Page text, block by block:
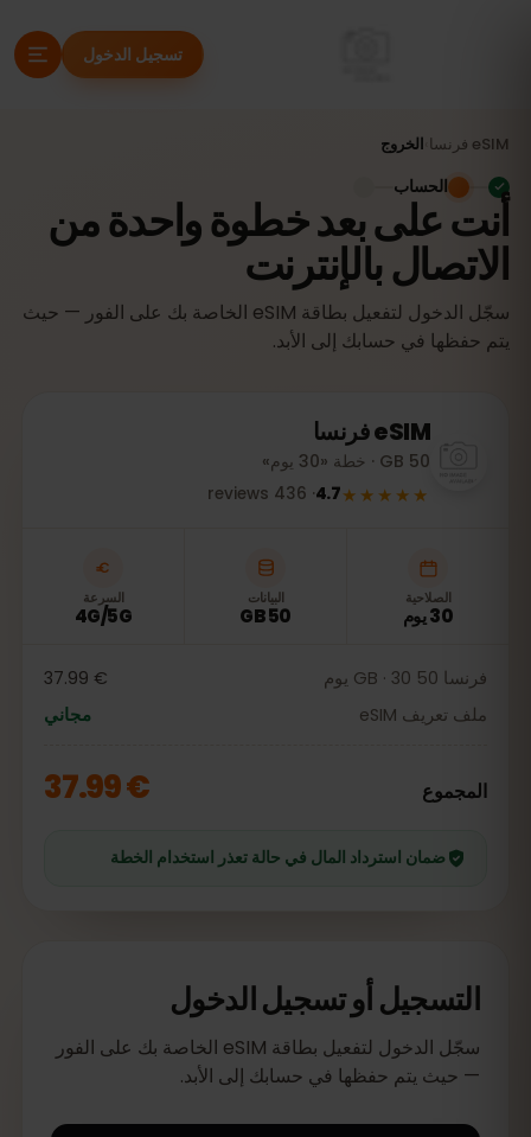
تسجيل الدخول
eSIM فرنسا الخروج
أنت على بعد خطوة واحدة من
الاتصال بالإنترنت
سجّل الدخول لتفعيل بطاقة eSIM الخاصة بك على الفور — حيث
يتم حفظها في حسابك إلى الأبد.
الحساب
eSIMفرنسا
50 GB · خطة «30 يوم»
★★★★★
4.7
·
436
reviews
الصلاحية
30 يوم
البيانات
50 GB
السرعة
4G/5G
فرنسا 50 GB · 30 يوم
€ 37.99
ملف تعريف eSIM
مجاني
المجموع € 37.99
ضمان استرداد المال في حالة تعذر استخدام الخطة
التسجيل أو تسجيل الدخول
سجّل الدخول لتفعيل بطاقة eSIM الخاصة بك على الفور
— حيث يتم حفظها في حسابك إلى الأبد.